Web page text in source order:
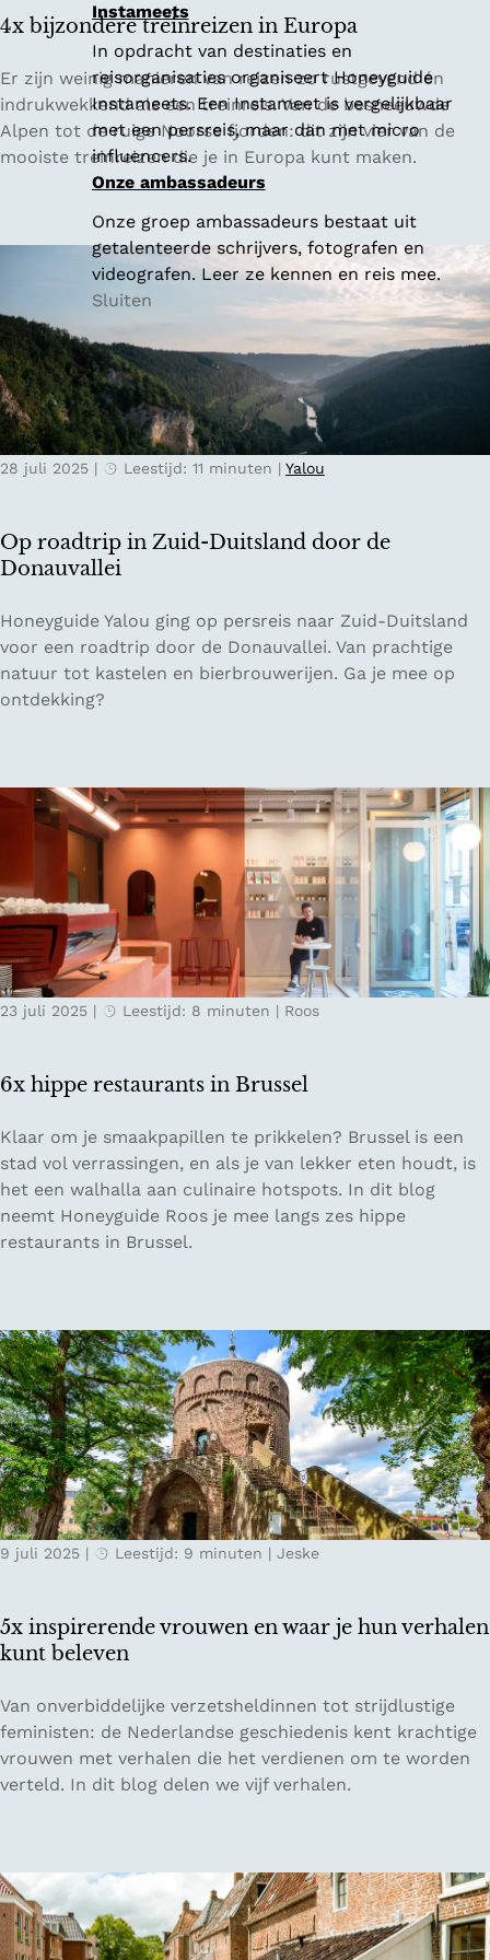
Instameets
In opdracht van destinaties en
reisorganisaties organiseert Honeyguide
Instameets. Een Instameet is vergelijkbaar
met een persreis, maar dan met micro
influencers.
Onze ambassadeurs
Onze groep ambassadeurs bestaat uit
getalenteerde schrijvers, fotografen en
videografen. Leer ze kennen en reis mee.
Sluiten
n
e
n
t
4x bijzondere treinreizen in Europa
4
x
b
i
e
r
e
t
r
i
e
i
e
n
i
n
r
Er zijn weinig manieren van reizen zo rustgevend én
indrukwekkend als een treinreis. Van de besneeuwde
Alpen tot de ruige Noorse fjorden: dit zijn vier van de
mooiste treinreizen die je in Europa kunt maken.
Op roadtrip in Zuid-Duitsland door de
Donauvallei
28 juli 2025 | Leestijd: 11 minuten | Yalou
O
p
r
o
r
i
n
Z
u
i
d
u
t
s
l
a
n
o
o
r
d
e
D
o
n
a
u
a
l
e
i
Honeyguide Yalou ging op persreis naar Zuid-Duitsland
voor een roadtrip door de Donauvallei. Van prachtige
natuur tot kastelen en bierbrouwerijen. Ga je mee op
ontdekking?
6x hippe restaurants in Brussel
23 juli 2025 | Leestijd: 8 minuten | Roos
6
x
h
i
p
e
s
t
a
u
r
a
n
t
n
B
u
s
s
e
Klaar om je smaakpapillen te prikkelen? Brussel is een
stad vol verrassingen, en als je van lekker eten houdt, is
het een walhalla aan culinaire hotspots. In dit blog
neemt Honeyguide Roos je mee langs zes hippe
restaurants in Brussel.
5x inspirerende vrouwen en waar je hun verhalen
kunt beleven
9 juli 2025 | Leestijd: 9 minuten | Jeske
5
x
i
n
r
e
r
Van onverbiddelijke verzetsheldinnen tot strijdlustige
feministen: de Nederlandse geschiedenis kent krachtige
vrouwen met verhalen die het verdienen om te worden
verteld. In dit blog delen we vijf verhalen.